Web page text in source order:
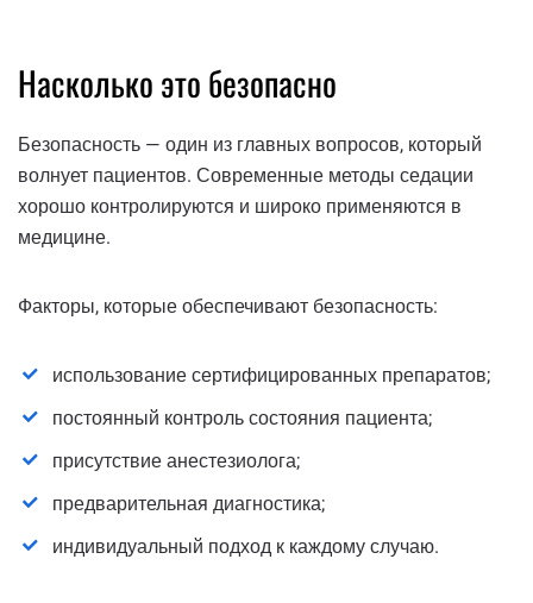
Насколько это безопасно
Безопасность — один из главных вопросов, который
волнует пациентов. Современные методы седации
хорошо контролируются и широко применяются в
медицине.
Факторы, которые обеспечивают безопасность:
использование сертифицированных препаратов;
постоянный контроль состояния пациента;
присутствие анестезиолога;
предварительная диагностика;
индивидуальный подход к каждому случаю.